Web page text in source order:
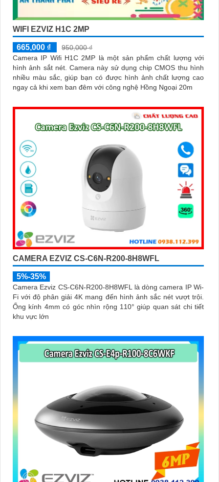
WIFI EZVIZ H1C 2MP
665,000 ₫
950,000 ₫
Camera IP Wifi H1C 2MP là một sản phẩm chất lượng với
hình ảnh sắt nét. Camera này sử dụng chip CMOS thu hình
nhiều màu sắc, giúp bạn có được hình ảnh chất lượng cao
ngay cả khi xem ban đêm với công nghệ Hồng Ngoại 20m
CAMERA EZVIZ CS-C6N-R200-8H8WFL
5%-35%
Camera Ezviz CS-C6N-R200-8H8WFL là dòng camera IP Wi-
Fi với độ phân giải 4K mang đến hình ảnh sắc nét vượt trội.
Ống kính 4mm có góc nhìn rộng 110° giúp quan sát chi tiết
khu vực lớn